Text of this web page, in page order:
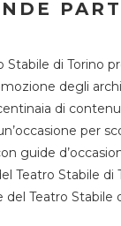
Stabile di
degli
di
per
guide
Teatro Stabile
Teatro